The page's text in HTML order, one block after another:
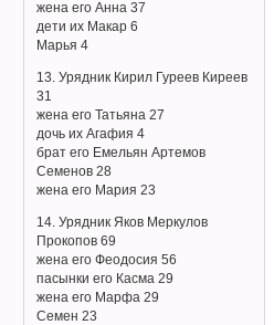
жена его Анна 37
дети их Макар 6
Марья 4
13. Урядник Кирил Гуреев Киреев
31
жена его Татьяна 27
дочь их Агафия 4
брат его Емельян Артемов
Семенов 28
жена его Мария 23
14. Урядник Яков Меркулов
Прокопов 69
жена его Феодосия 56
пасынки его Касма 29
жена его Марфа 29
Семен 23